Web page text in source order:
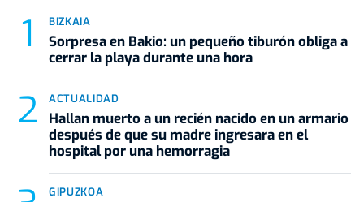
BIZKAIA
Sorpresa en Bakio: un pequeño tiburón obliga a
cerrar la playa durante una hora
ACTUALIDAD
Hallan muerto a un recién nacido en un armario
después de que su madre ingresara en el
hospital por una hemorragia
GIPUZKOA